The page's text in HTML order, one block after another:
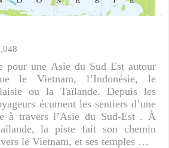
une Asie du Sud Est autour
le Vietnam, l’Indonésie, le
ou la Taïlande. Depuis les
écument les sentiers d’une
à travers l’Asie du Sud-Est . À
la piste fait son chemin
le Vietnam, et ses temples …